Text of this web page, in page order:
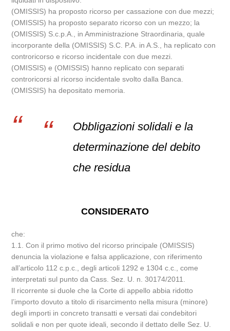
(OMISSIS) ha proposto ricorso per cassazione con due mezzi;
(OMISSIS) ha proposto separato ricorso con un mezzo; la
(OMISSIS) S.c.p.A., in Amministrazione Straordinaria, quale
incorporante della (OMISSIS) S.C. P.A. in A.S., ha replicato con
controricorso e ricorso incidentale con due mezzi.
(OMISSIS) e (OMISSIS) hanno replicato con separati
controricorsi al ricorso incidentale svolto dalla Banca.
(OMISSIS) ha depositato memoria.
Obbligazioni solidali e la
determinazione del debito
che residua
CONSIDERATO
che:
1.1. Con il primo motivo del ricorso principale (OMISSIS)
denuncia la violazione e falsa applicazione, con riferimento
all’articolo 112 c.p.c., degli articoli 1292 e 1304 c.c., come
interpretati sul punto da Cass. Sez. U. n. 30174/2011.
Il ricorrente si duole che la Corte di appello abbia ridotto
l’importo dovuto a titolo di risarcimento nella misura (minore)
degli importi in concreto transatti e versati dai condebitori
solidali e non per quote ideali, secondo il dettato delle Sez. U.